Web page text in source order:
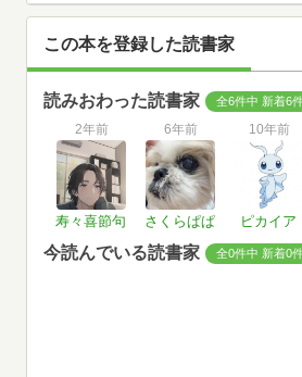
この本を登録した読書家
読みおわった読書家 全6件中 新着6
2年前
寿々喜節句
6年前
さくらぱぱ
10年前
ピカイア
今読んでいる読書家 全0件中 新着0